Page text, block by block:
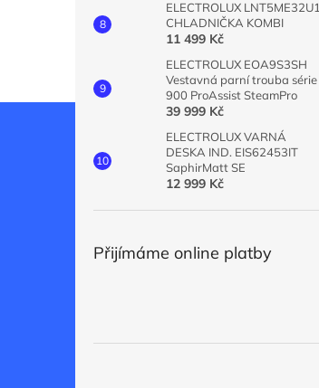
ELECTROLUX LNT5ME32U1
CHLADNIČKA KOMBI
11 499 Kč
ELECTROLUX EOA9S3SH
Vestavná parní trouba série
900 ProAssist SteamPro
39 999 Kč
ELECTROLUX VARNÁ
DESKA IND. EIS62453IT
SaphirMatt SE
12 999 Kč
Přijímáme online platby